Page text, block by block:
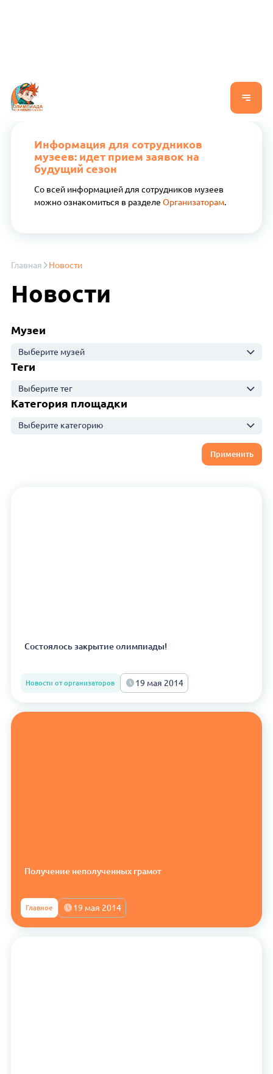
Информация для сотрудников
музеев: идет прием заявок на
будущий сезон
Со всей информацией для сотрудников музеев
можно ознакомиться в разделе Организаторам.
Главная Новости
Новости
Музеи
Выберите музей
Теги
Выберите тег
Категория площадки
Выберите категорию
Применить
Состоялось закрытие олимпиады!
Новости от организаторов 19 мая 2014
Получение неполученных грамот
Главное 19 мая 2014